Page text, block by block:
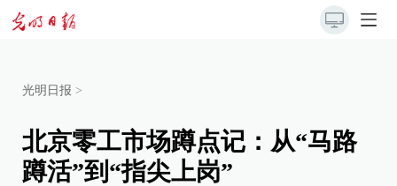
光明日报 >
北京零工市场蹲点记：从“马路
蹲活”到“指尖上岗”